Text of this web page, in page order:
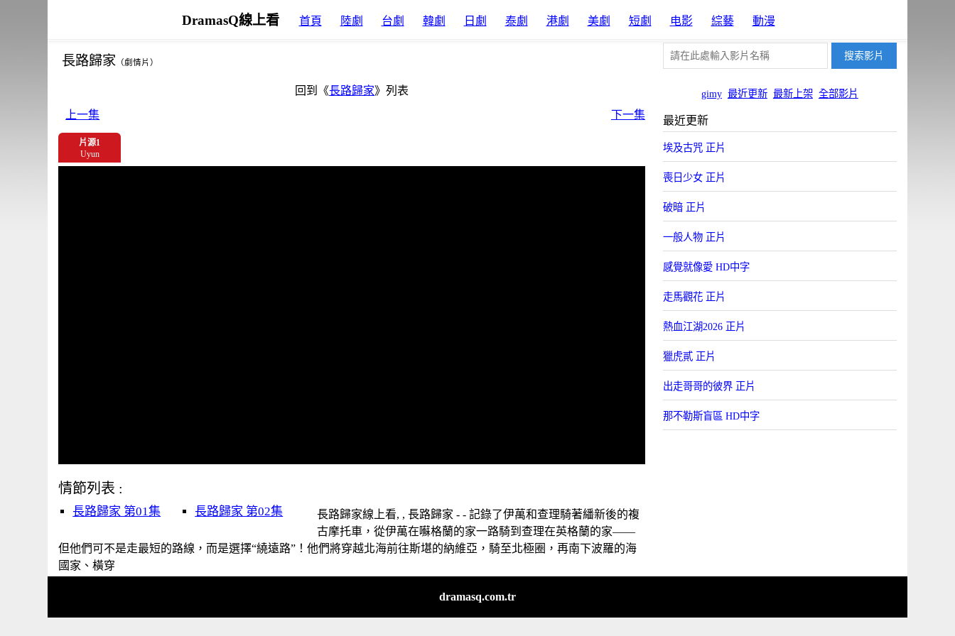
DramasQ線上看 首頁 陸劇 台劇 韓劇 日劇 泰劇 港劇 美劇 短劇 电影 綜藝 動漫
gimy 最近更新 最新上架 全部影片
長路歸家 （劇情片）
回到《長路歸家》列表
上一集
下一集
片源1
Uyun
情節列表 :
長路歸家 第01集 長路歸家 第02集
長路歸家線上看, , 長路歸家 - - 記錄了伊萬和查理騎著繙新後的複
古摩托車，從伊萬在囌格蘭的家一路騎到查理在英格蘭的家——
但他們可不是走最短的路線，而是選擇“繞遠路”！他們將穿越北海前往斯堪的納維亞，騎至北極圈，再南下波羅的海
國家、橫穿
最近更新
埃及古咒 正片
喪日少女 正片
破暗 正片
一般人物 正片
感覺就像愛 HD中字
走馬觀花 正片
熱血江湖2026 正片
獵虎貳 正片
出走哥哥的彼界 正片
那不勒斯盲區 HD中字
dramasq.com.tr